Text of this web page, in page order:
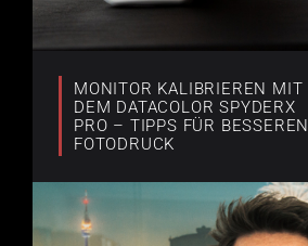
MONITOR KALIBRIEREN MIT
DEM DATACOLOR SPYDERX
PRO – TIPPS FÜR BESSEREN
FOTODRUCK